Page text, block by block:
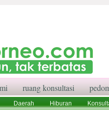
ruang konsultasi
Daerah Hiburan